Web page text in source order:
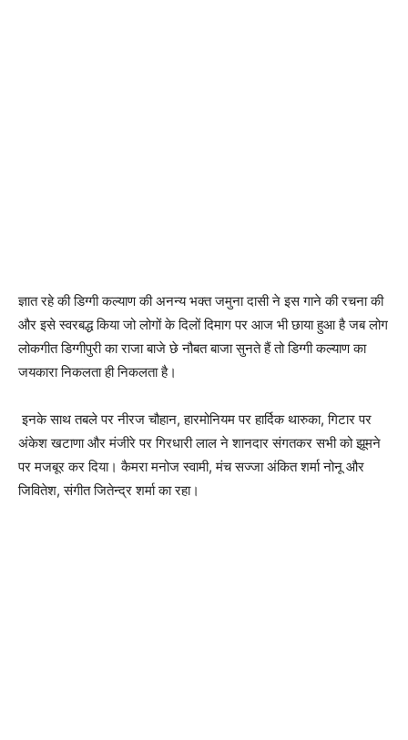
ज्ञात रहे की डिग्गी कल्याण की अनन्य भक्त जमुना दासी ने इस गाने की रचना की
और इसे स्वरबद्ध किया जो लोगों के दिलों दिमाग पर आज भी छाया हुआ है जब लोग
लोकगीत डिग्गीपुरी का राजा बाजे छे नौबत बाजा सुनते हैं तो डिग्गी कल्याण का
जयकारा निकलता ही निकलता है।
‌ इनके साथ तबले पर नीरज चौहान, हारमोनियम पर हार्दिक थारुका, गिटार पर
अंकेश खटाणा और मंजीरे पर गिरधारी लाल ने शानदार संगतकर सभी को झूमने
पर मजबूर कर दिया। कैमरा मनोज स्वामी, मंच सज्जा अंकित शर्मा नोनू और
जिवितेश, संगीत जितेन्द्र शर्मा का रहा।